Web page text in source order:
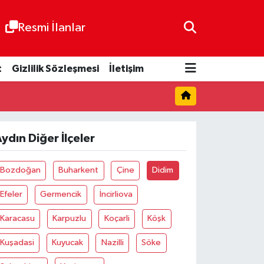
Resmi İlanlar
Gizlilik Sözleşmesi İletişim
Diğer İlçeler
Bozdoğan Buharkent Çine Didim
Efeler Germencik İncirliova
Karacasu Karpuzlu Koçarli Köşk
Kuşadasi Kuyucak Nazilli Söke